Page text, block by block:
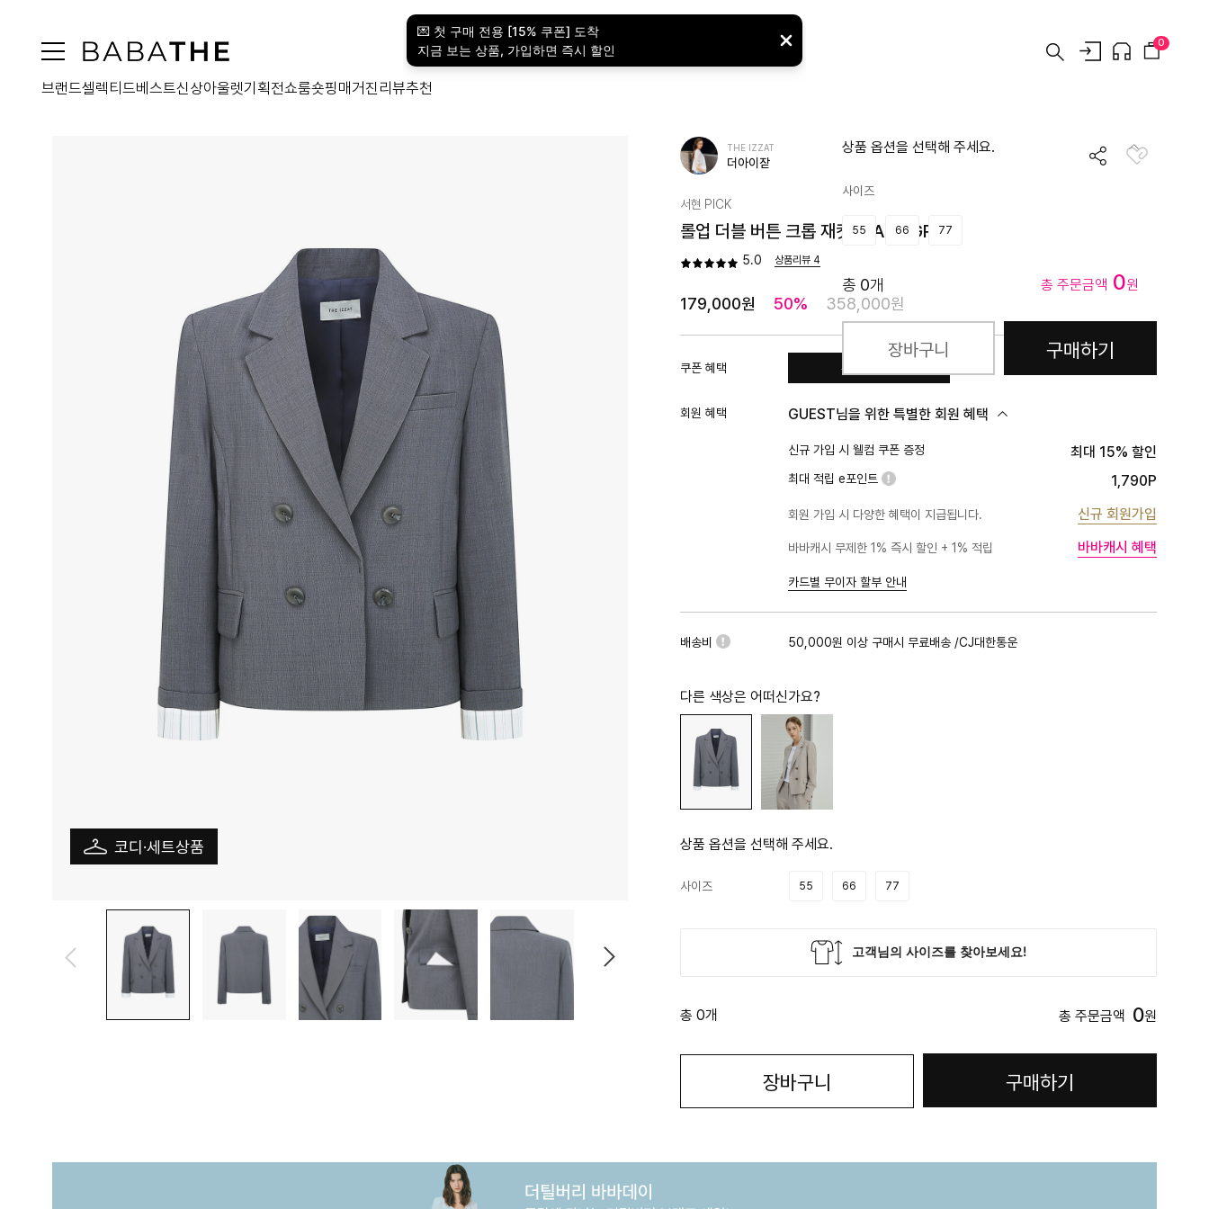
0
브랜드셀렉티드베스트신상아울렛기획전쇼룸숏핑 매거진 리뷰추천
코디·세트상품
THE IZZAT
더아이잗
서현 PICK
롤업 더블 버튼 크롭 재킷 (DARK GREY)
5.0 상품리뷰 4
179,000원 50% 358,000원
쿠폰 혜택 쿠폰받기
회원 혜택 GUEST님을 위한 특별한 회원 혜택
신규 가입 시 웰컴 쿠폰 증정 최대 15% 할인
최대 적립 e포인트
PLATINUM
1%
BLACK
1,790P
회원 가입 시 다양한 혜택이 지급됩니다. 신규 회원가입
바바캐시 무제한 1% 즉시 할인 + 1% 적립 바바캐시 혜택
카드별 무이자 할부 안내
배송비 50,000원 이상 구매시 무료배송 /CJ대한통운
다른 색상은 어떠신가요?
상품 옵션을 선택해 주세요.
사이즈 55 66 77
총 0개 총 주문금액 0원
장바구니 구매하기
상품 옵션을 선택해 주세요.
사이즈
55 66 77
총 0개 총 주문금액 0원
장바구니 구매하기